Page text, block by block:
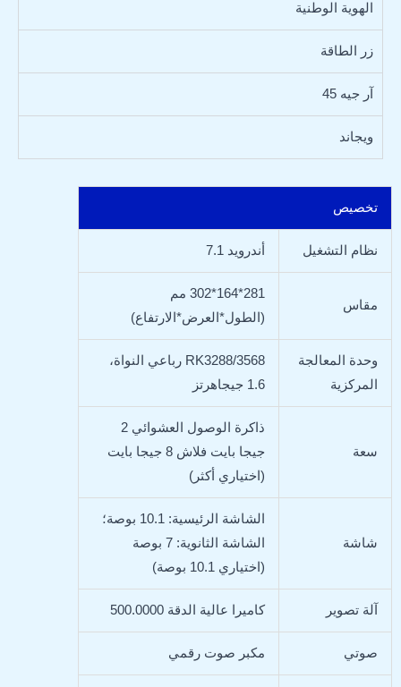
الهوية الوطنية
زر الطاقة
آر جيه 45
ويجاند
تخصيص
نظام التشغيل أندرويد 7.1
مقاس
281*164*302 مم
(الطول*العرض*الارتفاع)
وحدة المعالجة
المركزية
RK3288/3568 رباعي النواة،
1.6 جيجاهرتز
سعة
ذاكرة الوصول العشوائي 2
جيجا بايت فلاش 8 جيجا بايت
(اختياري أكثر)
شاشة
الشاشة الرئيسية: 10.1 بوصة؛
الشاشة الثانوية: 7 بوصة
(اختياري 10.1 بوصة)
آلة تصوير كاميرا عالية الدقة 500.0000
صوتي مكبر صوت رقمي